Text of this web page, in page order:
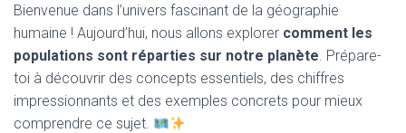
Bienvenue dans l’univers fascinant de la géographie
humaine ! Aujourd’hui, nous allons explorer comment les
populations sont réparties sur notre planète. Prépare-
toi à découvrir des concepts essentiels, des chiffres
impressionnants et des exemples concrets pour mieux
comprendre ce sujet.